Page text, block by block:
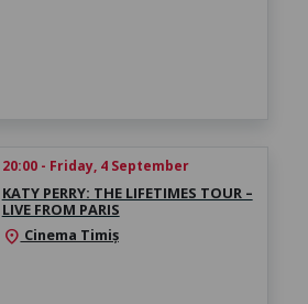
20:00 - Friday, 4 September
KATY PERRY: THE LIFETIMES TOUR –
LIVE FROM PARIS
location_on Cinema Timiș